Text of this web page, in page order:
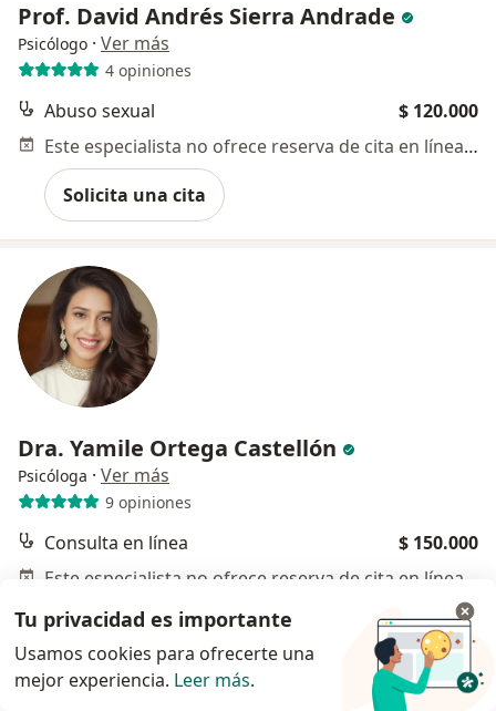
Prof. David Andrés Sierra Andrade
Psicólogo · Ver más
4 opiniones
Abuso sexual
$ 120.000
Este especialista no ofrece reserva de cita en línea en esta dirección.
Solicita una cita
Dra. Yamile Ortega Castellón
Psicóloga · Ver más
9 opiniones
Consulta en línea
$ 150.000
Solicita una cita
Tu privacidad es importante
Usamos cookies para ofrecerte una
mejor experiencia. Leer más.